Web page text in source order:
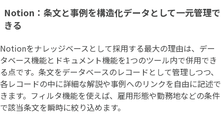
Notion：条文と事例を構造化データとして一元管理で
きる
Notionをナレッジベースとして採用する最大の理由は、デー
タベース機能とドキュメント機能を1つのツール内で併用でき
る点です。条文をデータベースのレコードとして管理しつつ、
各レコードの中に詳細な解説や事例へのリンクを自由に記述で
きます。フィルタ機能を使えば、雇用形態や勤務地などの条件
で該当条文を瞬時に絞り込めます。